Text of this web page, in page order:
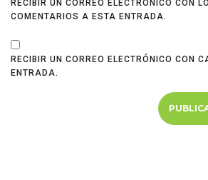
RECIBIR UN CORREO ELECTRÓNICO CON
COMENTARIOS A ESTA ENTRADA.
RECIBIR UN CORREO ELECTRÓNICO CON
ENTRADA.